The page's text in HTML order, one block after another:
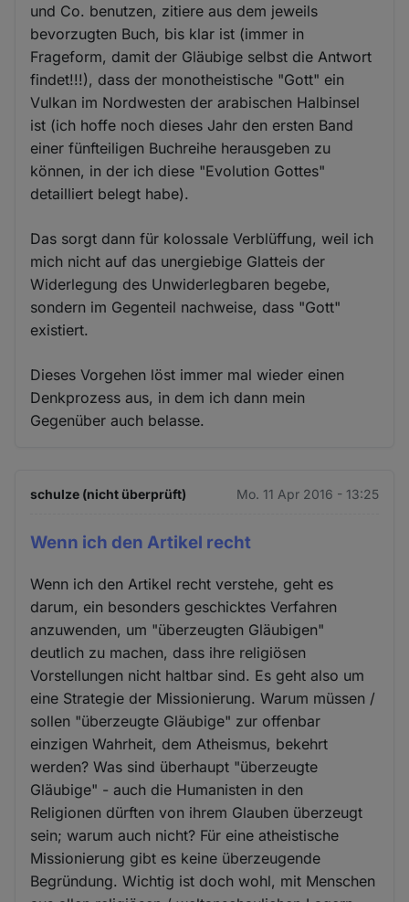
und Co. benutzen, zitiere aus dem jeweils
bevorzugten Buch, bis klar ist (immer in
Frageform, damit der Gläubige selbst die Antwort
findet!!!), dass der monotheistische "Gott" ein
Vulkan im Nordwesten der arabischen Halbinsel
ist (ich hoffe noch dieses Jahr den ersten Band
einer fünfteiligen Buchreihe herausgeben zu
können, in der ich diese "Evolution Gottes"
detailliert belegt habe).
Das sorgt dann für kolossale Verblüffung, weil ich
mich nicht auf das unergiebige Glatteis der
Widerlegung des Unwiderlegbaren begebe,
sondern im Gegenteil nachweise, dass "Gott"
existiert.
Dieses Vorgehen löst immer mal wieder einen
Denkprozess aus, in dem ich dann mein
Gegenüber auch belasse.
schulze (nicht überprüft) Mo. 11 Apr 2016 - 13:25
Wenn ich den Artikel recht
Wenn ich den Artikel recht verstehe, geht es
darum, ein besonders geschicktes Verfahren
anzuwenden, um "überzeugten Gläubigen"
deutlich zu machen, dass ihre religiösen
Vorstellungen nicht haltbar sind. Es geht also um
eine Strategie der Missionierung. Warum müssen /
sollen "überzeugte Gläubige" zur offenbar
einzigen Wahrheit, dem Atheismus, bekehrt
werden? Was sind überhaupt "überzeugte
Gläubige" - auch die Humanisten in den
Religionen dürften von ihrem Glauben überzeugt
sein; warum auch nicht? Für eine atheistische
Missionierung gibt es keine überzeugende
Begründung. Wichtig ist doch wohl, mit Menschen